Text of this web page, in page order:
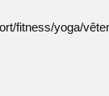
fitness/yoga/